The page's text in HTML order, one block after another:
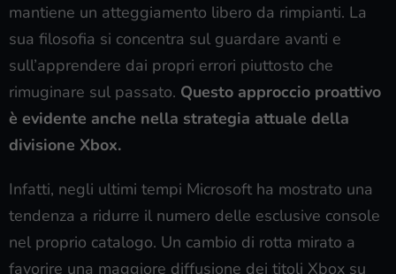
mantiene un atteggiamento libero da rimpianti. La
sua filosofia si concentra sul guardare avanti e
sull’apprendere dai propri errori piuttosto che
rimuginare sul passato. Questo approccio proattivo
è evidente anche nella strategia attuale della
divisione Xbox.
Infatti, negli ultimi tempi Microsoft ha mostrato una
tendenza a ridurre il numero delle esclusive console
nel proprio catalogo. Un cambio di rotta mirato a
favorire una maggiore diffusione dei titoli Xbox su